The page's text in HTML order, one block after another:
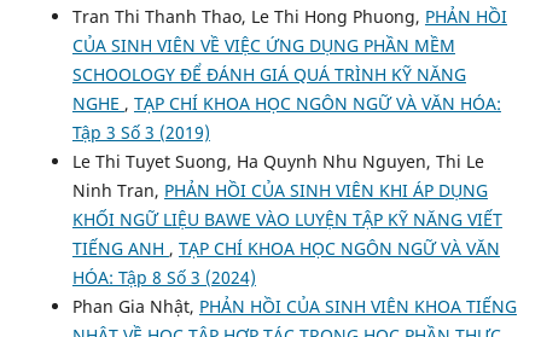
Tran Thi Thanh Thao, Le Thi Hong Phuong, PHẢN HỒI
CỦA SINH VIÊN VỀ VIỆC ỨNG DỤNG PHẦN MỀM
SCHOOLOGY ĐỂ ĐÁNH GIÁ QUÁ TRÌNH KỸ NĂNG
NGHE , TẠP CHÍ KHOA HỌC NGÔN NGỮ VÀ VĂN HÓA:
Tập 3 Số 3 (2019)
Le Thi Tuyet Suong, Ha Quynh Nhu Nguyen, Thi Le
Ninh Tran, PHẢN HỒI CỦA SINH VIÊN KHI ÁP DỤNG
KHỐI NGỮ LIỆU BAWE VÀO LUYỆN TẬP KỸ NĂNG VIẾT
TIẾNG ANH , TẠP CHÍ KHOA HỌC NGÔN NGỮ VÀ VĂN
HÓA: Tập 8 Số 3 (2024)
Phan Gia Nhật, PHẢN HỒI CỦA SINH VIÊN KHOA TIẾNG